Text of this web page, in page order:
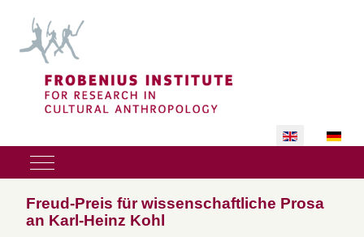
Select your
Mobile Menu Toggle
Freud-Preis für wissenschaftliche Prosa
an Karl-Heinz Kohl